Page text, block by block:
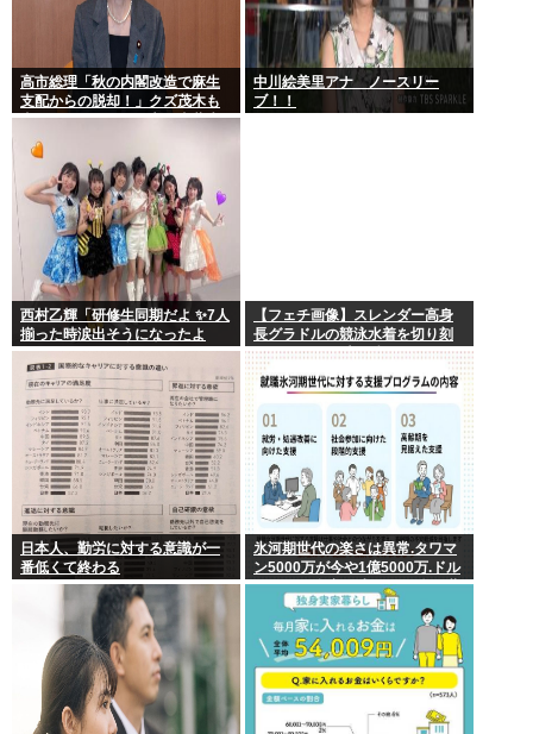
高市総理「秋の内閣改造で麻生
支配からの脱却！」クズ茂木も
壺ホークもクビの一方で壺萩生
田が復権へ
中川絵美里アナ ノースリー
ブ！！
西村乙輝「研修生同期だよ ✨7人
揃った時涙出そうになったよ
ね」
【フェチ画像】スレンダー高身
長グラドルの競泳水着を切り刻
むとヌルヌル 大開脚×マッサージ
【鹿】
日本人、勤労に対する意識が一
番低くて終わる
氷河期世代の楽さは異常.タワマ
ン5000万が今や1億5000万.ドル
円80円で資産形成.マジで楽な世
代だったな